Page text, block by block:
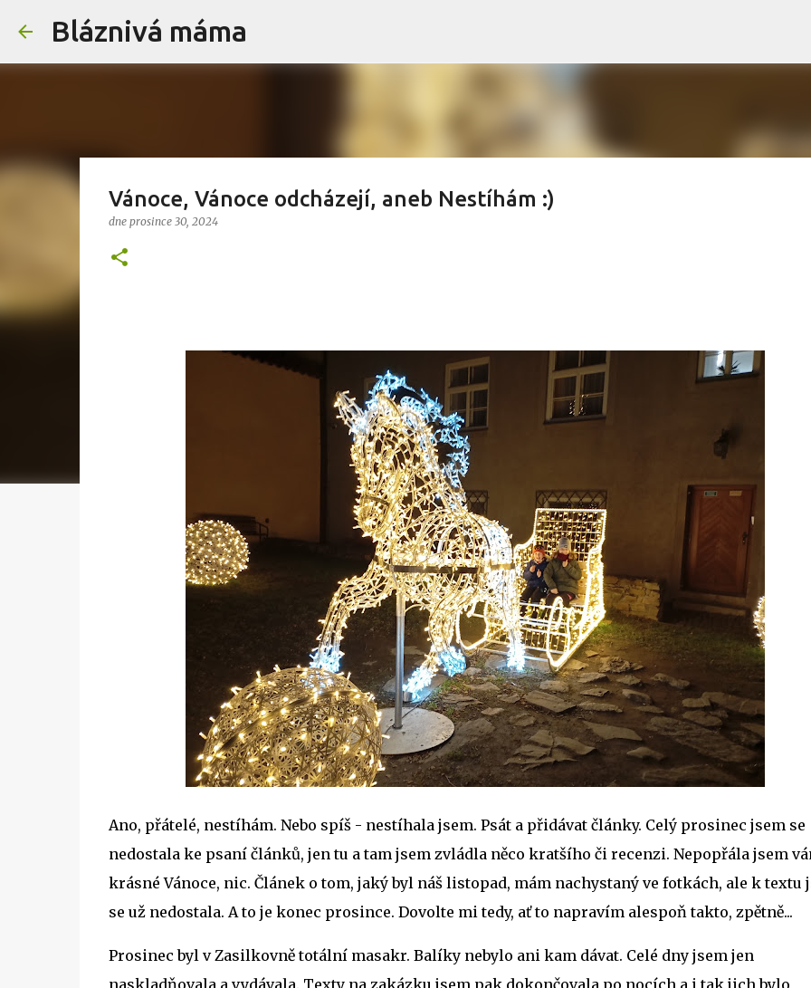
Bláznivá máma
Vánoce, Vánoce odcházejí, aneb Nestíhám :)
dne prosince 30, 2024
Ano, přátelé, nestíhám. Nebo spíš - nestíhala jsem. Psát a přidávat články. Celý prosinec jsem se
nedostala ke psaní článků, jen tu a tam jsem zvládla něco kratšího či recenzi. Nepopřála jsem
krásné Vánoce, nic. Článek o tom, jaký byl náš listopad, mám nachystaný ve fotkách, ale k textu
se už nedostala. A to je konec prosince. Dovolte mi tedy, ať to napravím alespoň takto, zpětně...
Prosinec byl v Zasilkovně totální masakr. Balíky nebylo ani kam dávat. Celé dny jsem jen
naskladňovala a vydávala. Texty na zakázku jsem pak dokončovala po nocích a i tak jich bylo